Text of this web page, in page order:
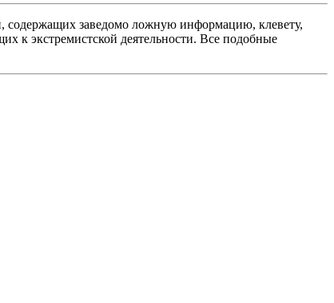
заведомо ложную информацию, клевету,
к экстремистской деятельности. Все подобные